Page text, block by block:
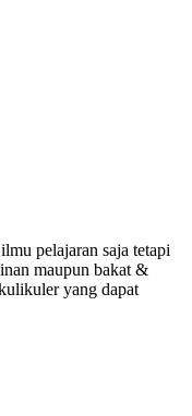
pelajaran saja tetapi
maupun bakat &
yang dapat